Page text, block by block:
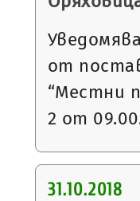
от
“Местни
2 от
31.10.2018